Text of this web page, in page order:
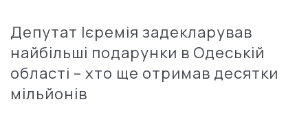
Депутат Ієремія задекларував
найбільші подарунки в Одеській
області – хто ще отримав десятки
мільйонів